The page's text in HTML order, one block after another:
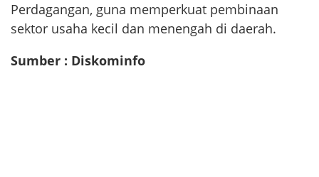
Perdagangan, guna memperkuat pembinaan
sektor usaha kecil dan menengah di daerah.
Sumber : Diskominfo